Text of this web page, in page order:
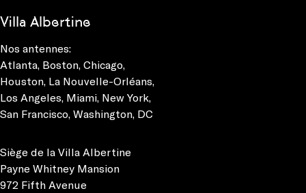
Villa Albertine
Nos antennes:
Atlanta Boston Chicago
Houston La Nouvelle-Orléans
Los Angeles Miami New York
San Francisco Washington, DC
Siège de la Villa Albertine
Payne Whitney Mansion
972 Fifth Avenue